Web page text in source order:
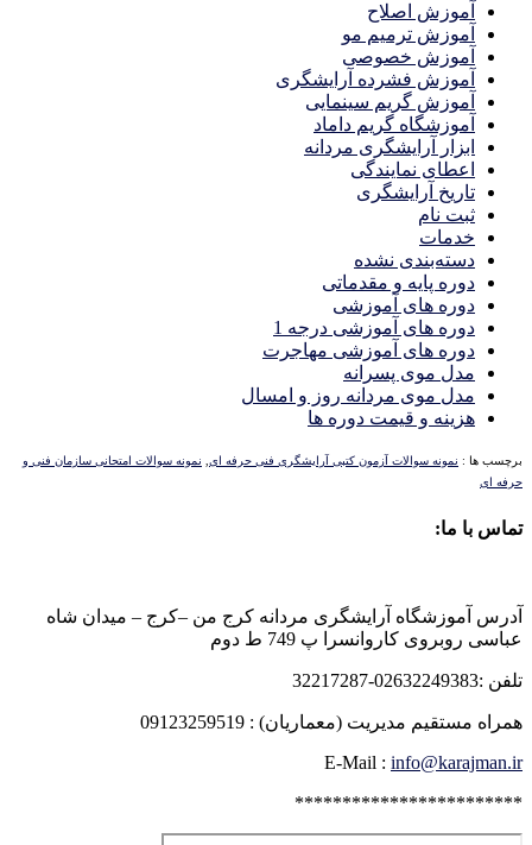
آموزش اصلاح
آموزش ترمیم مو
آموزش خصوصی
آموزش فشرده آرایشگری
آموزش گریم سینمایی
آموزشگاه گریم داماد
ابزار آرایشگری مردانه
اعطای نمایندگی
تاریخ آرایشگری
ثبت نام
خدمات
دسته‌بندی نشده
دوره پایه و مقدماتی
دوره های آموزشی
دوره های آموزشی درجه 1
دوره های آموزشی مهاجرت
مدل موی پسرانه
مدل موی مردانه روز و امسال
هزینه و قیمت دوره ها
برچسب ها : نمونه سوالات آزمون کتبی آرایشگری فنی حرفه ای, نمونه سوالات امتحانی سازمان فنی و
حرفه ای
تماس با ما:
آدرس آموزشگاه آرایشگری مردانه کرج من –کرج – میدان شاه
عباسی روبروی کاروانسرا پ 749 ط دوم
تلفن :02632249383-32217287
همراه مستقیم مدیریت (معماریان) : 09123259519
E-Mail : info@karajman.ir
************************